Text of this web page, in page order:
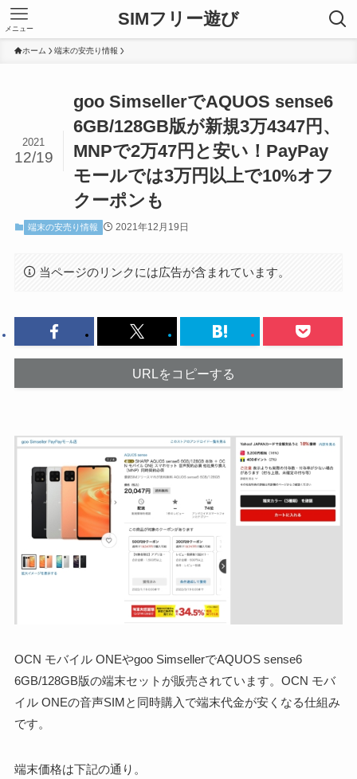
SIMフリー遊び
メニュー
ホーム 端末の安売り情報
goo SimsellerでAQUOS sense6
6GB/128GB版が新規3万4347円、
MNPで2万47円と安い！PayPay
モールでは3万円以上で10%オフ
クーポンも
2021
12/19
端末の安売り情報 2021年12月19日
当ページのリンクには広告が含まれています。
URLをコピーする
OCN モバイル ONEやgoo SimsellerでAQUOS sense6
6GB/128GB版の端末セットが販売されています。OCN モバ
イル ONEの音声SIMと同時購入で端末代金が安くなる仕組み
です。
端末価格は下記の通り。